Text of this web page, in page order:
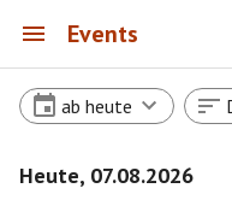
Events
ab heute
Heute, 07.08.2026